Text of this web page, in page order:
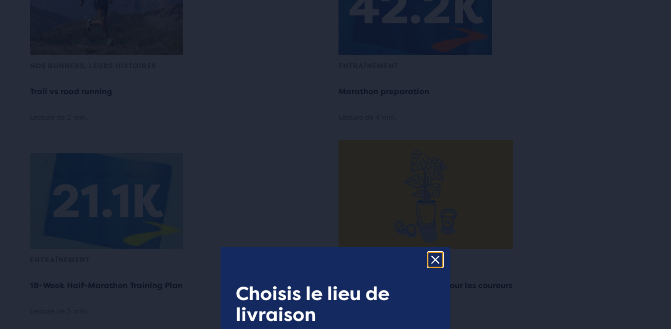
Trail vs road running Marathon preparation
18-Week Half-Marathon Training Plan
EXERCICES AVANT UN RUN
Entraînements à domicile pour les coureurs
Choisis le lieu de
livraison